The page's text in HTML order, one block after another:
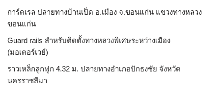
การ์ดเรล ปลายทางบ้านเป็ด อ.เมือง จ.ขอนแก่น แขวงทางหลวง
ขอนแก่น
Guard rails สำหรับติดตั้งทางหลวงพิเศษระหว่างเมือง
(มอเตอร์เวย์)
ราวเหล็กลูกฟูก 4.32 ม. ปลายทางอำเภอปักธงชัย จังหวัด
นครราชสีมา